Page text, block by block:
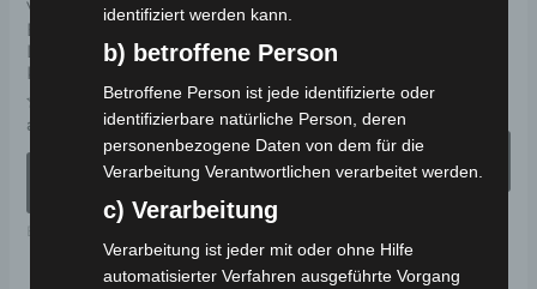
VOLTA VT5 PRO MAX
ELEKTRO-
LASTENDREIRAD 25-45
KM/H
Bewertet
0
ab 3.390,00€ *
AUSFÜHRUNG
der
Produktseite
gewählt
werden
Elektro-Fahrzeuge
VOLTA VT5+ ELEKTRO-
KM/H
Bewertet
mit
0
von
ab 2.511,00€
AUSFÜHRUNG
WÄHLEN
identifiziert werden kann.
b) betroffene Person
Betroffene Person ist jede identifizierte oder
identifizierbare natürliche Person, deren
personenbezogene Daten von dem für die
Verarbeitung Verantwortlichen verarbeitet werden.
c) Verarbeitung
Verarbeitung ist jeder mit oder ohne Hilfe
automatisierter Verfahren ausgeführte Vorgang